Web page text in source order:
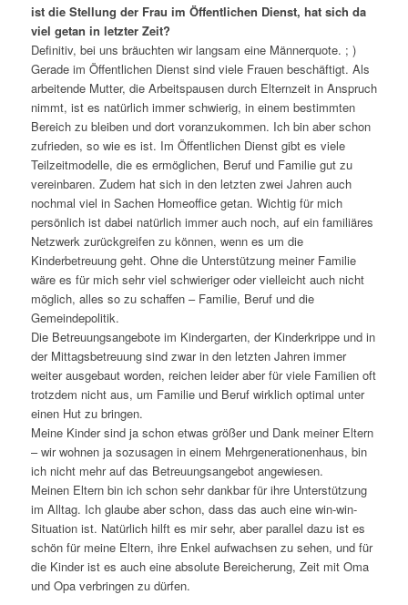
ist die Stellung der Frau im Öffentlichen Dienst, hat sich da
viel getan in letzter Zeit?
Definitiv, bei uns bräuchten wir langsam eine Männerquote. ; )
Gerade im Öffentlichen Dienst sind viele Frauen beschäftigt. Als
arbeitende Mutter, die Arbeitspausen durch Elternzeit in Anspruch
nimmt, ist es natürlich immer schwierig, in einem bestimmten
Bereich zu bleiben und dort voranzukommen. Ich bin aber schon
zufrieden, so wie es ist. Im Öffentlichen Dienst gibt es viele
Teilzeitmodelle, die es ermöglichen, Beruf und Familie gut zu
vereinbaren. Zudem hat sich in den letzten zwei Jahren auch
nochmal viel in Sachen Homeoffice getan. Wichtig für mich
persönlich ist dabei natürlich immer auch noch, auf ein familiäres
Netzwerk zurückgreifen zu können, wenn es um die
Kinderbetreuung geht. Ohne die Unterstützung meiner Familie
wäre es für mich sehr viel schwieriger oder vielleicht auch nicht
möglich, alles so zu schaffen – Familie, Beruf und die
Gemeindepolitik.
Die Betreuungsangebote im Kindergarten, der Kinderkrippe und in
der Mittagsbetreuung sind zwar in den letzten Jahren immer
weiter ausgebaut worden, reichen leider aber für viele Familien oft
trotzdem nicht aus, um Familie und Beruf wirklich optimal unter
einen Hut zu bringen.
Meine Kinder sind ja schon etwas größer und Dank meiner Eltern
– wir wohnen ja sozusagen in einem Mehrgenerationenhaus, bin
ich nicht mehr auf das Betreuungsangebot angewiesen.
Meinen Eltern bin ich schon sehr dankbar für ihre Unterstützung
im Alltag. Ich glaube aber schon, dass das auch eine win-win-
Situation ist. Natürlich hilft es mir sehr, aber parallel dazu ist es
schön für meine Eltern, ihre Enkel aufwachsen zu sehen, und für
die Kinder ist es auch eine absolute Bereicherung, Zeit mit Oma
und Opa verbringen zu dürfen.